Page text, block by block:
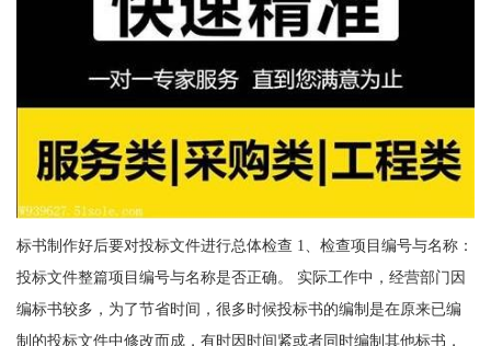
标书制作好后要对投标文件进行总体检查 1、检查项目编号与名称：
投标文件整篇项目编号与名称是否正确。 实际工作中，经营部门因
编标书较多，为了节省时间，很多时候投标书的编制是在原来已编
制的投标文件中修改而成，有时因时间紧或者同时编制其他标书，